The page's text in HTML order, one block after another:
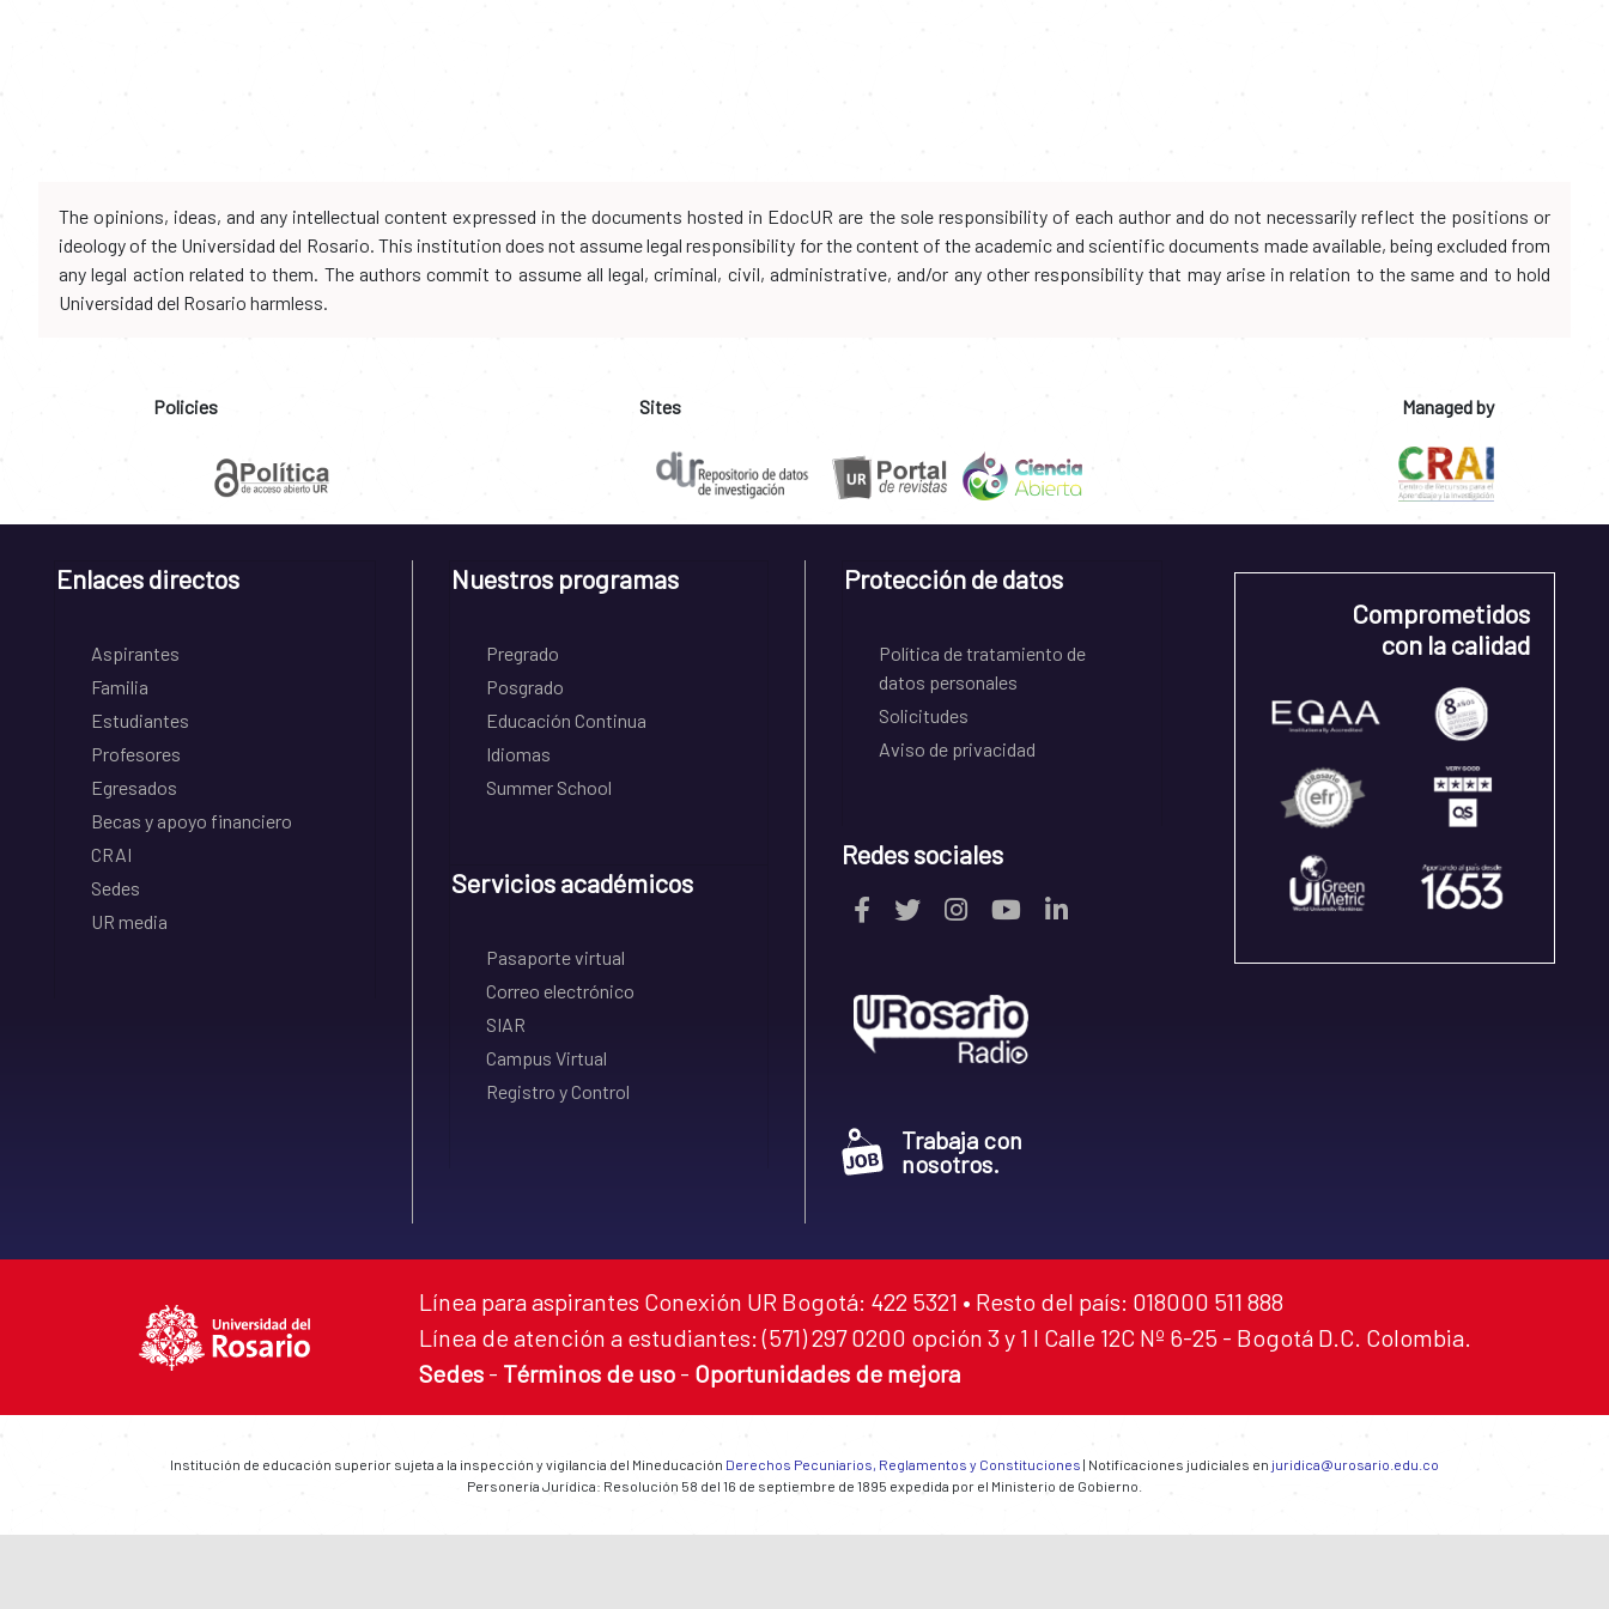
The opinions, ideas, and any intellectual content expressed in the documents hosted in EdocUR are the sole responsibility of each author and do not necessarily reflect the positions or
ideology of the Universidad del Rosario. This institution does not assume legal responsibility for the content of the academic and scientific documents made available, being excluded from
any legal action related to them. The authors commit to assume all legal, criminal, civil, administrative, and/or any other responsibility that may arise in relation to the same and to hold
Universidad del Rosario harmless.
Policies Sites Managed by
Enlaces directos
Aspirantes
Familia
Estudiantes
Profesores
Egresados
Becas y apoyo financiero
CRAI
Sedes
UR media
Nuestros programas
Pregrado
Posgrado
Educación Continua
Idiomas
Summer School
Servicios académicos
Pasaporte virtual
Correo electrónico
SIAR
Campus Virtual
Registro y Control
Protección de datos
Política de tratamiento de
datos personales
Solicitudes
Aviso de privacidad
Redes sociales
Trabaja con
nosotros.
Comprometidos
con la calidad
Línea para aspirantes Conexión UR Bogotá: 422 5321 • Resto del país: 018000 511 888
Línea de atención a estudiantes: (571) 297 0200 opción 3 y 1 I Calle 12C Nº 6-25 - Bogotá D.C. Colombia.
Sedes - Términos de uso - Oportunidades de mejora
Institución de educación superior sujeta a la inspección y vigilancia del Mineducación Derechos Pecuniarios, Reglamentos y Constituciones | Notificaciones judiciales en juridica@urosario.edu.co
Personería Jurídica: Resolución 58 del 16 de septiembre de 1895 expedida por el Ministerio de Gobierno.